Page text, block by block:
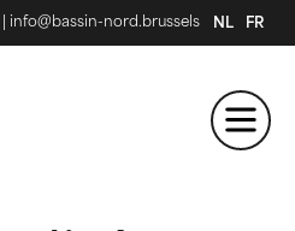
info@bassin-nord.brussels NL FR